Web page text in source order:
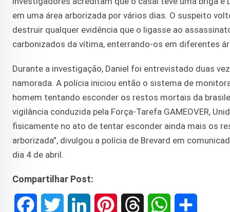
em uma área arborizada por vários dias. O suspeito
destruir qualquer evidência que o ligasse ao
carbonizados da vítima, enterrando-os em diferentes
Durante a investigação, Daniel foi entrevistado duas
namorada. A polícia iniciou então o sistema de
homem tentando esconder os restos mortais da
vigilância conduzida pela Força-Tarefa GAMEOVER,
fisicamente no ato de tentar esconder ainda mais os
arborizada”, divulgou a polícia de Brevard em
dia 4 de abril.
Compartilhar Post: